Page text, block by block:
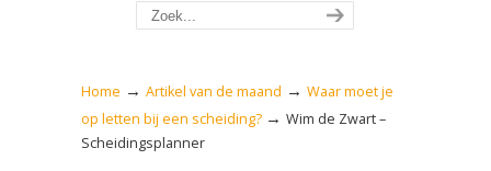
Home → Artikel van de maand → Waar moet je
op letten bij een scheiding? → Wim de Zwart –
Scheidingsplanner